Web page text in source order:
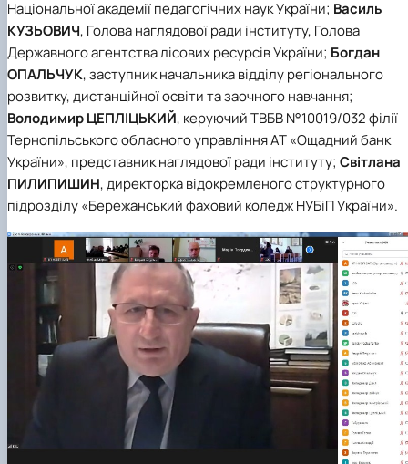
Національної академії педагогічних наук України; Василь
КУЗЬОВИЧ, Голова наглядової ради інституту, Голова
Державного агентства лісових ресурсів України; Богдан
ОПАЛЬЧУК, заступник начальника відділу регіонального
розвитку, дистанційної освіти та заочного навчання;
Володимир ЦЕПЛІЦЬКИЙ, керуючий ТВБВ №10019/032 філії
Тернопільського обласного управління АТ «Ощадний банк
України», представник наглядової ради інституту; Світлана
ПИЛИПИШИН, директорка відокремленого структурного
підрозділу «Бережанський фаховий коледж НУБіП України».